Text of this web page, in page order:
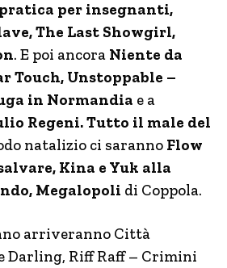
per insegnanti,
The Last Showgirl,
. E poi ancora Niente da
Touch, Unstoppable –
in Normandia e a
Regeni. Tutto il male del
natalizio ci saranno Flow
Kina e Yuk alla
Megalopoli di Coppola.
arriveranno Città
Darling, Riff Raff – Crimini